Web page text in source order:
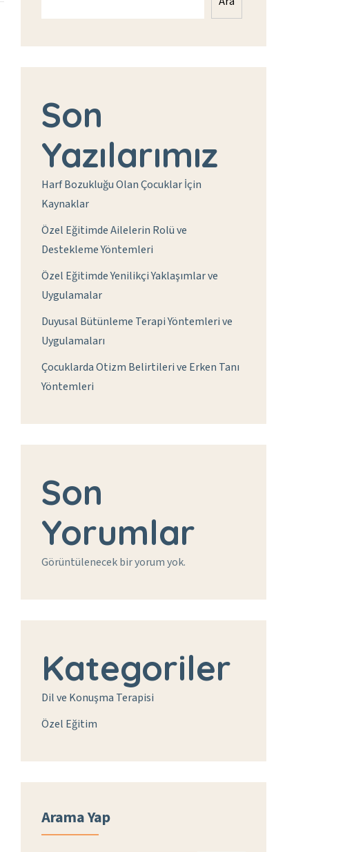
Son
Yazılarımız
Harf Bozukluğu Olan Çocuklar İçin
Kaynaklar
Özel Eğitimde Ailelerin Rolü ve
Destekleme Yöntemleri
Özel Eğitimde Yenilikçi Yaklaşımlar ve
Uygulamalar
Duyusal Bütünleme Terapi Yöntemleri ve
Uygulamaları
Çocuklarda Otizm Belirtileri ve Erken Tanı
Yöntemleri
Son
Yorumlar
Görüntülenecek bir yorum yok.
Kategoriler
Dil ve Konuşma Terapisi
Özel Eğitim
Arama Yap